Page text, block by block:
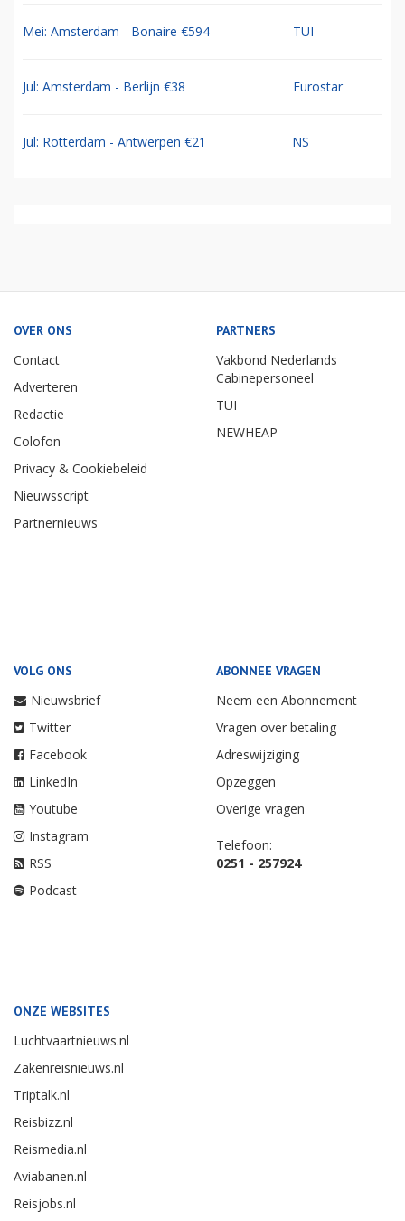
Mei: Amsterdam - Bonaire €594 TUI
Jul: Amsterdam - Berlijn €38 Eurostar
Jul: Rotterdam - Antwerpen €21 NS
OVER ONS
Contact
Adverteren
Redactie
Colofon
Privacy & Cookiebeleid
Nieuwsscript
Partnernieuws
PARTNERS
Vakbond Nederlands
Cabinepersoneel
TUI
NEWHEAP
VOLG ONS
Nieuwsbrief
Twitter
Facebook
LinkedIn
Youtube
Instagram
RSS
Podcast
ABONNEE VRAGEN
Neem een Abonnement
Vragen over betaling
Adreswijziging
Opzeggen
Overige vragen
Telefoon:
0251 - 257924
ONZE WEBSITES
Luchtvaartnieuws.nl
Zakenreisnieuws.nl
Triptalk.nl
Reisbizz.nl
Reismedia.nl
Aviabanen.nl
Reisjobs.nl